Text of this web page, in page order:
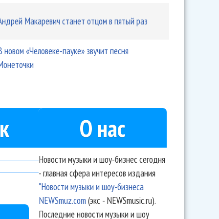
Макаревич станет отцом в пятый раз
новом «Человеке-пауке» звучит песня
О нас
Новости музыки и шоу-бизнес сегодня
- главная сфера интересов издания
"Новости музыки и шоу-бизнеса
NEWSmuz.com(экс - NEWSmusic.ru).
Последние новости музыки и шоу